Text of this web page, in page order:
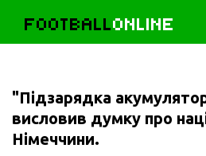
FOOTBALLONLINE
"Підзарядка
висловив думку про
Німеччини.